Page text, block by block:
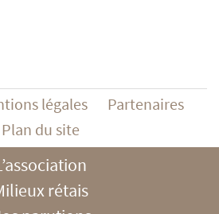
légales
Partenaires
Plan du site
rétais